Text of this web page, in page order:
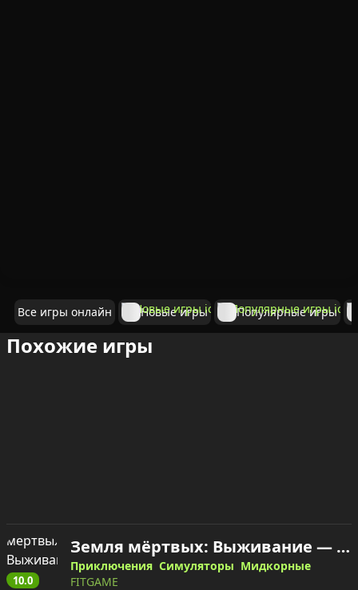
Все игры онлайн Новые игры Популярные игры
Похожие игры
10.0
Земля мёртвых: Выживание — играть онлайн
Приключения Симуляторы Мидкорные
FITGAME